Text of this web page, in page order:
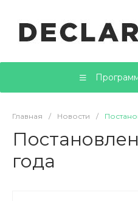
Главная / Новости /
года